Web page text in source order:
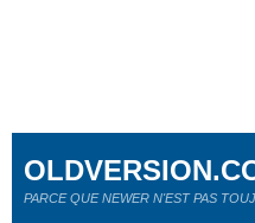
PARCE QUE NEWER N'EST PAS